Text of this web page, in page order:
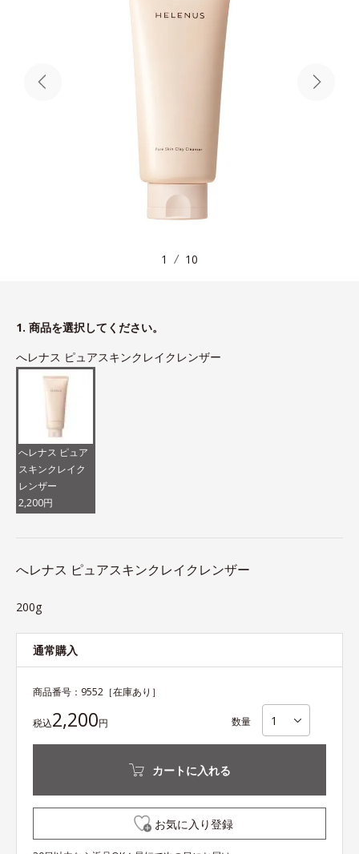
1 10
1. 商品を選択してください。
へレナス ピュアスキンクレイクレンザー
へレナス ピュア
スキンクレイク
レンザー
2,200円
へレナス ピュアスキンクレイクレンザー
200g
通常購入
商品番号： 9552 ［在庫あり］
税込2,200円 数量
カートに入れる
お気に入り登録